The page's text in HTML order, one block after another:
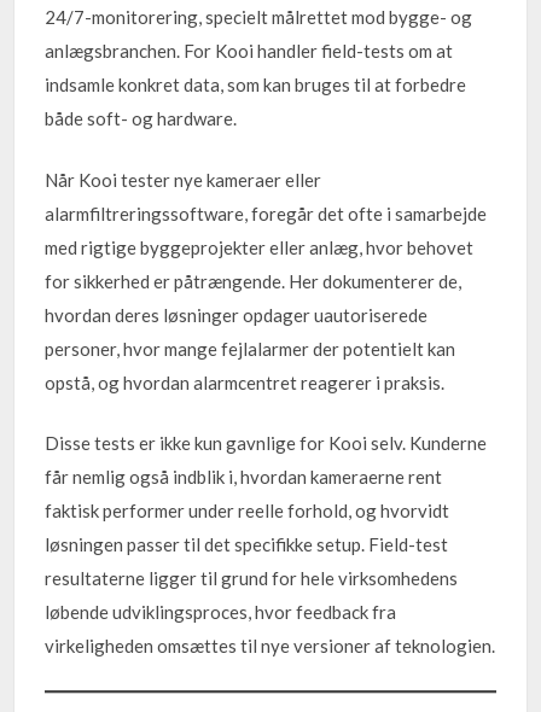
24/7-monitorering, specielt målrettet mod bygge- og
anlægsbranchen. For Kooi handler field-tests om at
indsamle konkret data, som kan bruges til at forbedre
både soft- og hardware.
Når Kooi tester nye kameraer eller
alarmfiltreringssoftware, foregår det ofte i samarbejde
med rigtige byggeprojekter eller anlæg, hvor behovet
for sikkerhed er påtrængende. Her dokumenterer de,
hvordan deres løsninger opdager uautoriserede
personer, hvor mange fejlalarmer der potentielt kan
opstå, og hvordan alarmcentret reagerer i praksis.
Disse tests er ikke kun gavnlige for Kooi selv. Kunderne
får nemlig også indblik i, hvordan kameraerne rent
faktisk performer under reelle forhold, og hvorvidt
løsningen passer til det specifikke setup. Field-test
resultaterne ligger til grund for hele virksomhedens
løbende udviklingsproces, hvor feedback fra
virkeligheden omsættes til nye versioner af teknologien.